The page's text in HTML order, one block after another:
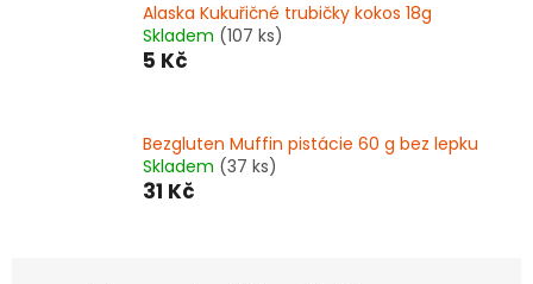
Alaska Kukuřičné trubičky kokos 18g
Skladem (107 ks)
5 Kč
Bezgluten Muffin pistácie 60 g bez lepku
Skladem (37 ks)
31 Kč